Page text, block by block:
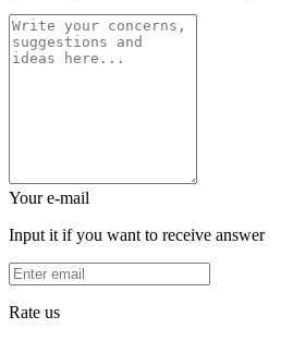
Your e-mail
Input it if you want to receive answer
Rate us